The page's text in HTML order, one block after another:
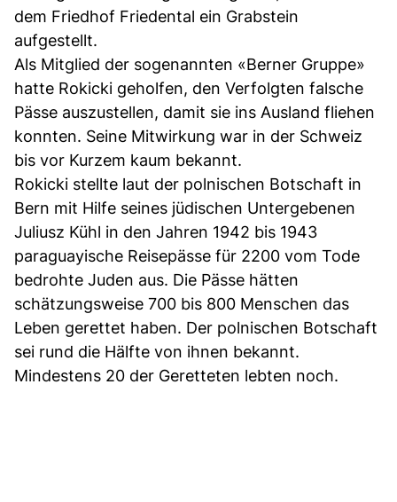
dem Friedhof Friedental ein Grabstein
aufgestellt.
Als Mitglied der sogenannten «Berner Gruppe»
hatte Rokicki geholfen, den Verfolgten falsche
Pässe auszustellen, damit sie ins Ausland fliehen
konnten. Seine Mitwirkung war in der Schweiz
bis vor Kurzem kaum bekannt.
Rokicki stellte laut der polnischen Botschaft in
Bern mit Hilfe seines jüdischen Untergebenen
Juliusz Kühl in den Jahren 1942 bis 1943
paraguayische Reisepässe für 2200 vom Tode
bedrohte Juden aus. Die Pässe hätten
schätzungsweise 700 bis 800 Menschen das
Leben gerettet haben. Der polnischen Botschaft
sei rund die Hälfte von ihnen bekannt.
Mindestens 20 der Geretteten lebten noch.